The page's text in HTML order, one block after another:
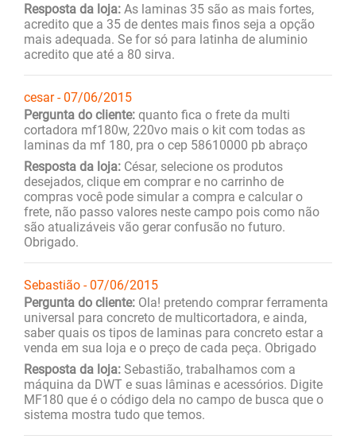
Resposta da loja: As laminas 35 são as mais fortes,
acredito que a 35 de dentes mais finos seja a opção
mais adequada. Se for só para latinha de aluminio
acredito que até a 80 sirva.
cesar - 07/06/2015
Pergunta do cliente: quanto fica o frete da multi
cortadora mf180w, 220vo mais o kit com todas as
laminas da mf 180, pra o cep 58610000 pb abraço
Resposta da loja: César, selecione os produtos
desejados, clique em comprar e no carrinho de
compras você pode simular a compra e calcular o
frete, não passo valores neste campo pois como não
são atualizáveis vão gerar confusão no futuro.
Obrigado.
Sebastião - 07/06/2015
Pergunta do cliente: Ola! pretendo comprar ferramenta
universal para concreto de multicortadora, e ainda,
saber quais os tipos de laminas para concreto estar a
venda em sua loja e o preço de cada peça. Obrigado
Resposta da loja: Sebastião, trabalhamos com a
máquina da DWT e suas lâminas e acessórios. Digite
MF180 que é o código dela no campo de busca que o
sistema mostra tudo que temos.